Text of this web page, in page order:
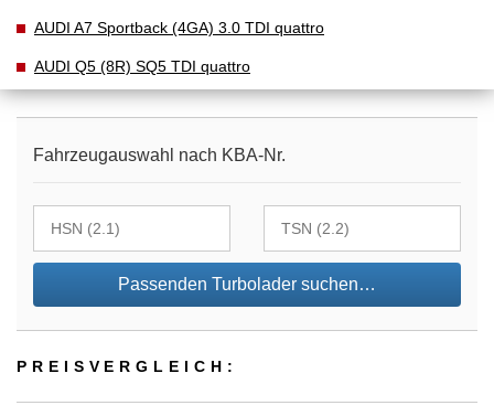
AUDI A7 Sportback (4GA) 3.0 TDI quattro
AUDI Q5 (8R) SQ5 TDI quattro
Fahrzeugauswahl nach KBA-Nr.
Passenden Turbolader suchen…
PREIS­VER­GLEICH: